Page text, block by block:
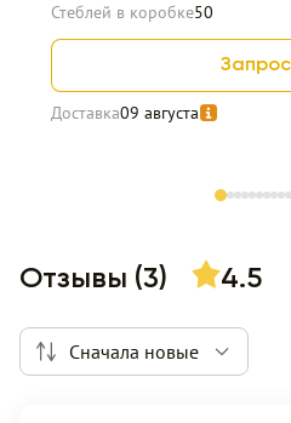
Стеблей в коробке50
Доставка09 августа
Отзывы (3) 4.5
Сначала новые